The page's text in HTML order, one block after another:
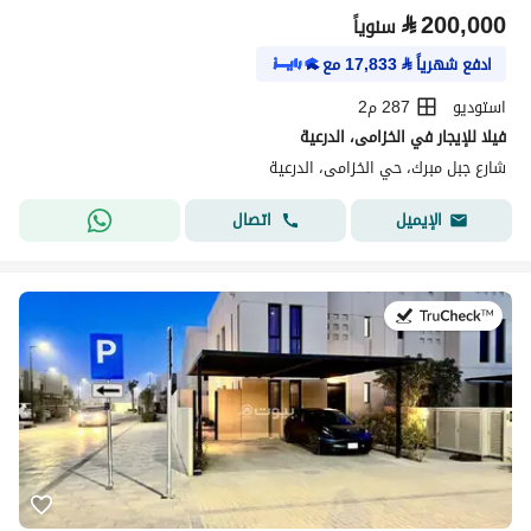
⃁200,000 سنوياً
ادفع شهرياً⃁
17,833مع
استوديو
287 م2
فيلا للإيجار في الخزامى، الدرعية
شارع جبل مبرك، حي الخزامى، الدرعية
الإيميل
اتصال
في:29 يوليو 2026